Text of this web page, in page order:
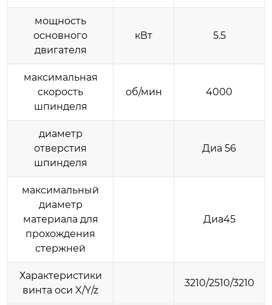
мощность
основного
двигателя
кВт 5.5
максимальная
скорость
шпинделя
об/мин 4000
диаметр
отверстия
шпинделя
Диа 56
максимальный
диаметр
материала для
прохождения
стержней
Диа45
Характеристики
винта оси X/Y/z
3210/2510/3210